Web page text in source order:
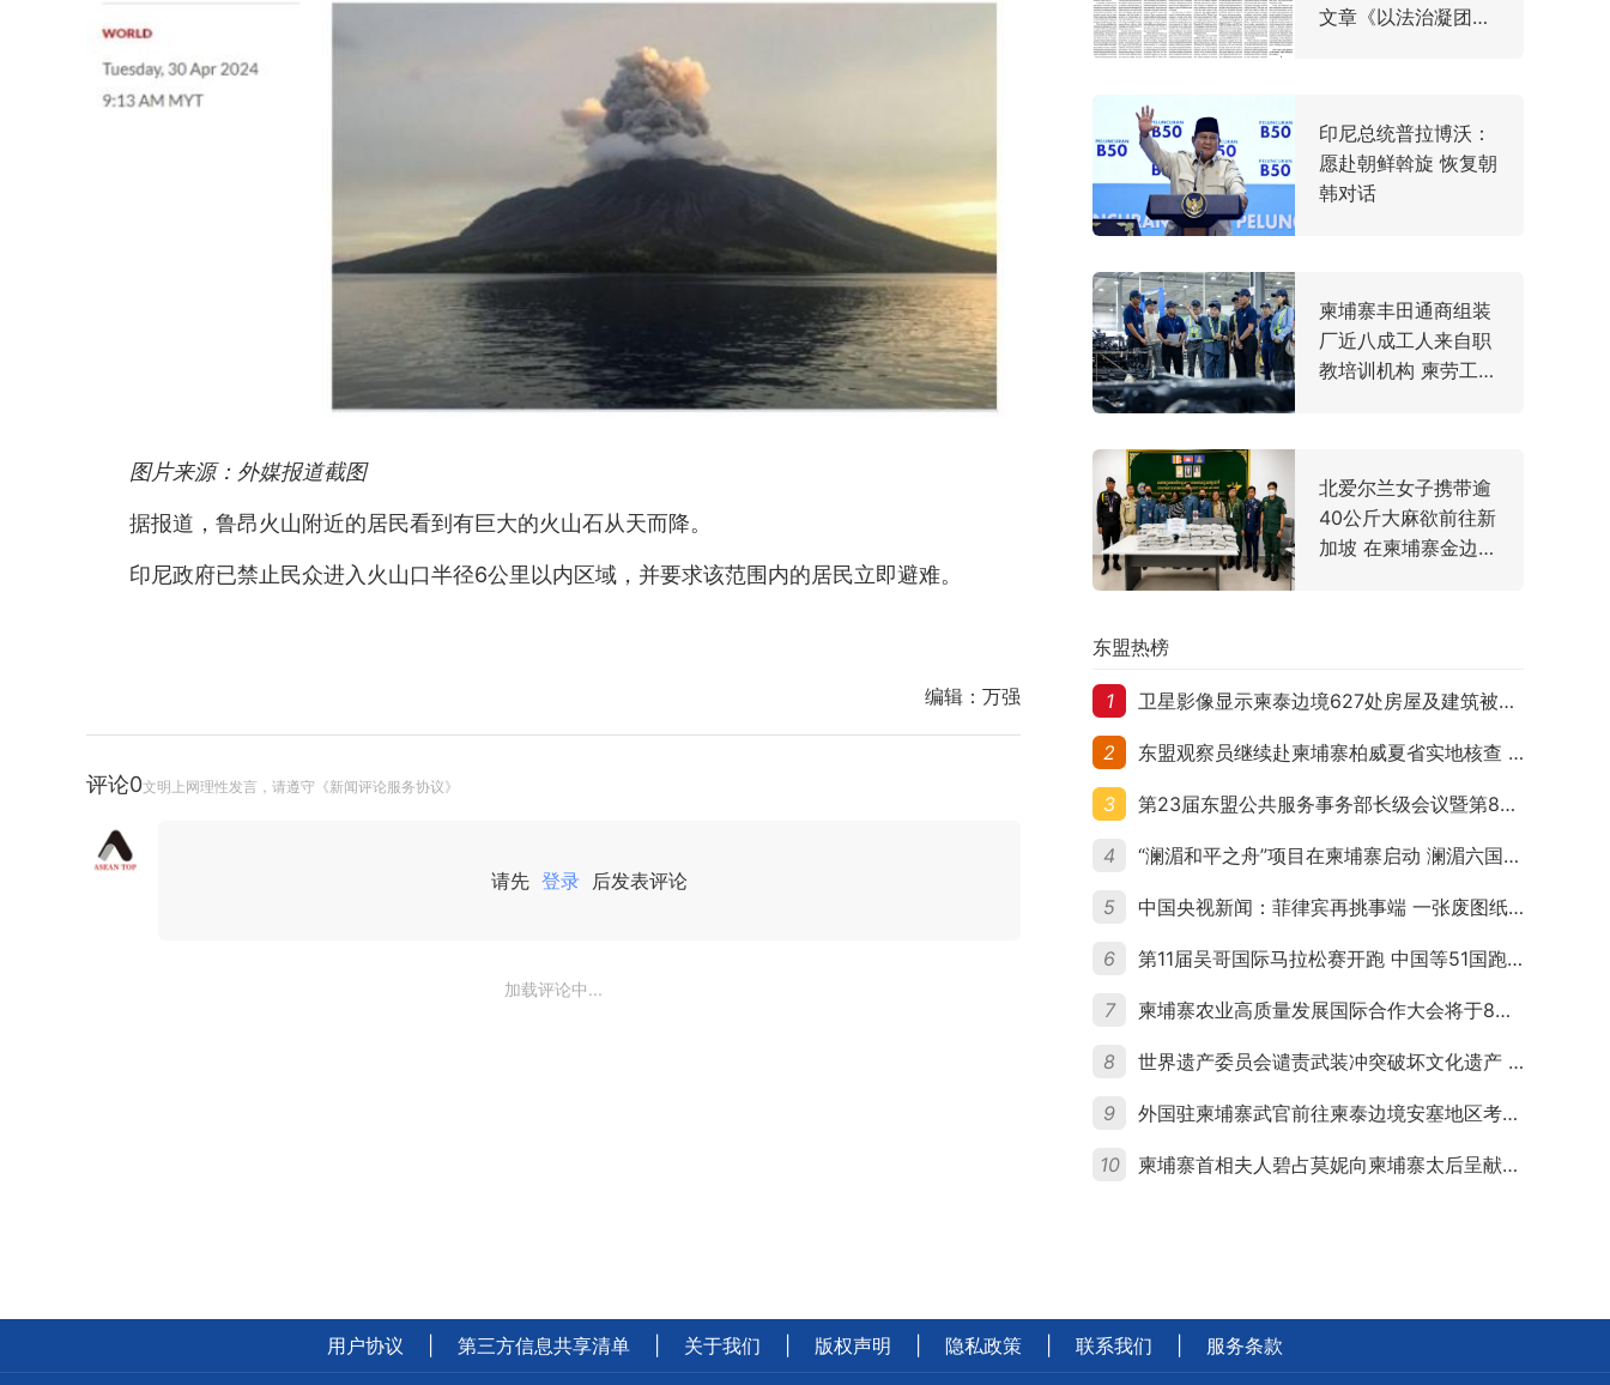
图片来源：外媒报道截图
据报道，鲁昂火山附近的居民看到有巨大的火山石从天而降。
印尼政府已禁止民众进入火山口半径6公里以内区域，并要求该范围内的居民立即避难。
编辑： 万强
评论0文明上网理性发言，请遵守《新闻评论服务协议》
请先 登录 后发表评论
加载评论中...
文章《以法治凝团结
印尼总统普拉博沃：
愿赴朝鲜斡旋 恢复朝
韩对话
柬埔寨丰田通商组装
厂近八成工人来自职
教培训机构 柬劳工大
北爱尔兰女子携带逾
40公斤大麻欲前往新
加坡 在柬埔寨金边机
东盟热榜
1 卫星影像显示柬泰边境627处房屋及建筑被夷平 人权组织呼吁保护平民财产
2 东盟观察员继续赴柬埔寨柏威夏省实地核查 走访遭袭柬埔寨平民村庄
3 第23届东盟公共服务事务部长级会议暨第8届东盟与中日韩公共服务事务部长级会议在柬埔寨暹粒开幕
4 “澜湄和平之舟”项目在柬埔寨启动 澜湄六国青年共话和平与发展
5 中国央视新闻：菲律宾再挑事端 一张废图纸划不走中国黄岩岛
6 第11届吴哥国际马拉松赛开跑 中国等51国跑者齐聚暹粒
7 柬埔寨农业高质量发展国际合作大会将于8月20日举行
8 世界遗产委员会谴责武装冲突破坏文化遗产 柬埔寨呼吁依法追责并加强国际合作
9 外国驻柬埔寨武官前往柬泰边境安塞地区考察 柬方介绍“危险握手”事件及边境情况
10 柬埔寨首相夫人碧占莫妮向柬埔寨太后呈献世界女童军“卓越领袖奖”
用户协议 第三方信息共享清单 关于我们 版权声明 隐私政策 联系我们 服务条款